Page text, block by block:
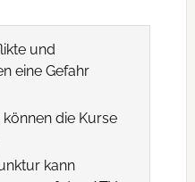
und
eine Gefahr
die Kurse
kann